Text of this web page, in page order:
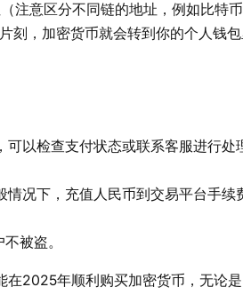
注意区分不同链的地址，例如比特
刻，加密货币就会转到你的个人钱包
以检查支付状态或联系客服进行处
况下，充值人民币到交易平台手续
被盗。
2025年顺利购买加密货币，无论